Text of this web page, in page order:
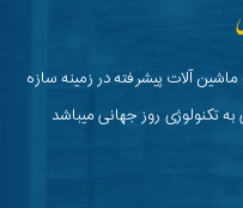
آلات پیشرفته در زمینه سازه
تکنولوژی روز جهانی میباشد